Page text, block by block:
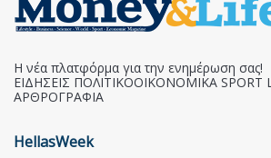
Η νέα πλατφόρμα για την ενημέρωση σας!
ΕΙΔΗΣΕΙΣ ΠΟΛΙΤΙΚΟΟΙΚΟΝΟΜΙΚΑ SPORT
ΑΡΘΡΟΓΡΑΦΙΑ
HellasWeek